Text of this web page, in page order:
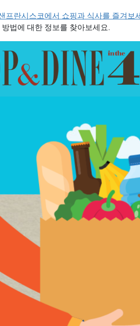
프란시스코에서 쇼핑과 식사를 즐겨보
법에 대한 정보를 찾아보세요.